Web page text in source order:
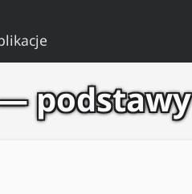
podstawy